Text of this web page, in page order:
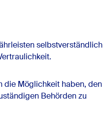
selbstverständlich
die Möglichkeit haben, den
Behörden zu